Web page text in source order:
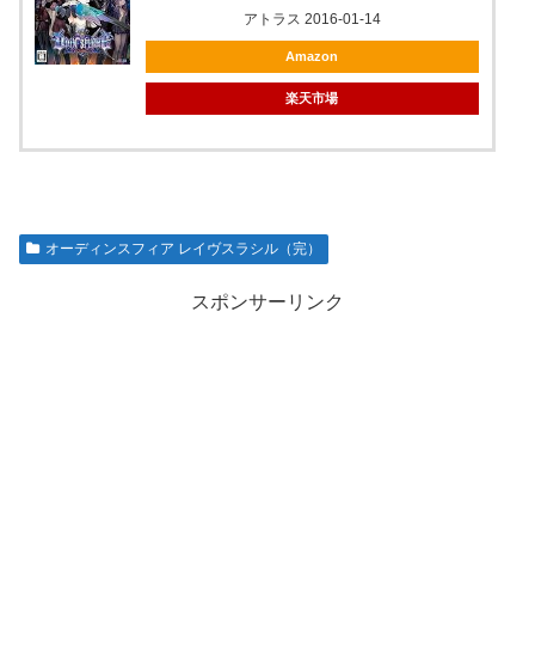
アトラス 2016-01-14
Amazon
楽天市場
オーディンスフィア レイヴスラシル（完）
スポンサーリンク